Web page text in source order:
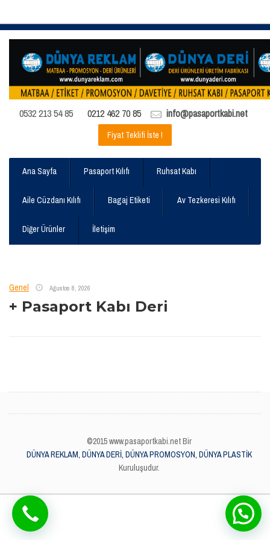
0532 213 54 85 0212 462 70 85 info@pasaportkabi.net
Fiyat Teklifi İste !
Ana Sayfa Pasaport Kılıfı Ruhsat Kabı
Aile Cüzdanı Kılıfı Bagaj Etiketi Av Tezkeresi Kılıfı
Diğer Ürünler İletişim
Genel Ağustos 8, 2026
+ Pasaport Kabı Deri
©2015 www.pasaportkabi.net Bir
DÜNYA REKLAM, DÜNYA DERİ, DÜNYA PROMOSYON, DÜNYA PLASTİK
Kuruluşudur.